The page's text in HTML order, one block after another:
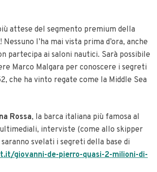
attese del segmento premium della
l’ha mai vista prima d’ora, anche
partecipa ai saloni nautici. Sarà possibile
Marco Malgara per conoscere i segreti
che ha vinto regate come la Middle Sea
Rossa, la barca italiana più famosa al
interviste (come allo skipper
svelati i segreti della base di
giovanni-de-pierro-quasi-2-milioni-di-